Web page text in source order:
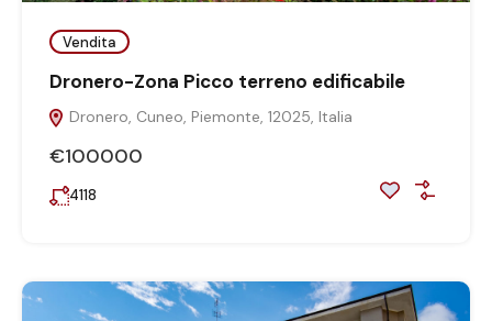
Vendita
Dronero-Zona Picco terreno edificabile
Dronero, Cuneo, Piemonte, 12025, Italia
€100000
4118